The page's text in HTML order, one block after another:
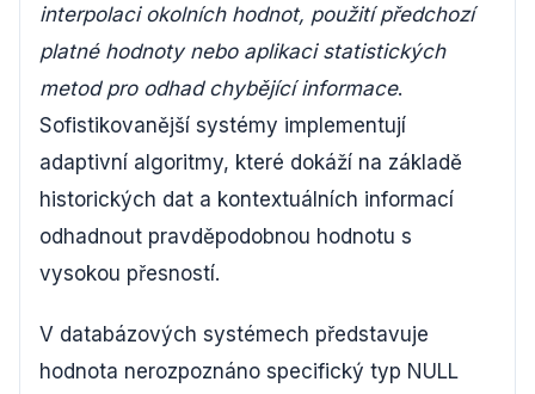
interpolaci okolních hodnot, použití předchozí
platné hodnoty nebo aplikaci statistických
metod pro odhad chybějící informace.
Sofistikovanější systémy implementují
adaptivní algoritmy, které dokáží na základě
historických dat a kontextuálních informací
odhadnout pravděpodobnou hodnotu s
vysokou přesností.
V databázových systémech představuje
hodnota nerozpoznáno specifický typ NULL